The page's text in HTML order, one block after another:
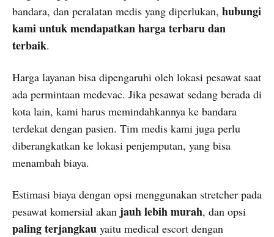
bandara, dan peralatan medis yang diperlukan, hubungi
kami untuk mendapatkan harga terbaru dan
terbaik.
Harga layanan bisa dipengaruhi oleh lokasi pesawat saat
ada permintaan medevac. Jika pesawat sedang berada di
kota lain, kami harus memindahkannya ke bandara
terdekat dengan pasien. Tim medis kami juga perlu
diberangkatkan ke lokasi penjemputan, yang bisa
menambah biaya.
Estimasi biaya dengan opsi menggunakan stretcher pada
pesawat komersial akan jauh lebih murah, dan opsi
paling terjangkau yaitu medical escort dengan